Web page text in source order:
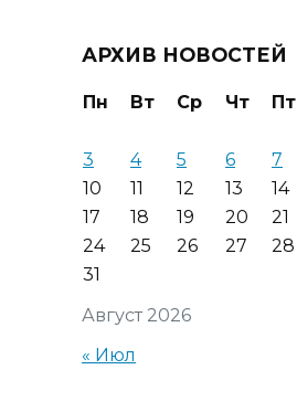
АРХИВ НОВОСТЕЙ
Август 2026
Пн Вт Ср Чт Пт
3
4 5 6 7
10
11 12 13 14
17
18 19 20 21
24
25 26 27 28
31
« Июл